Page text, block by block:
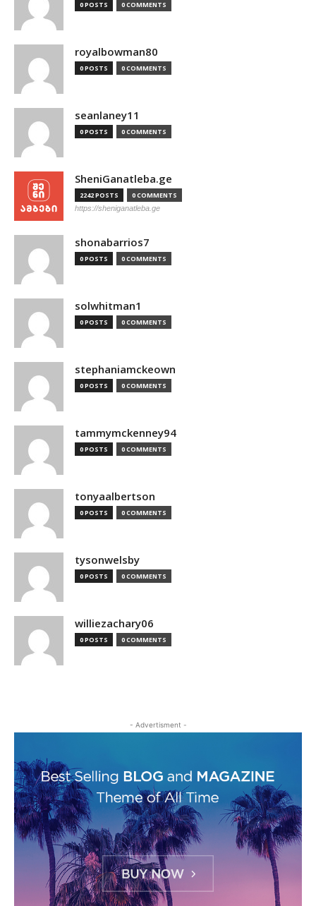
0 POSTS 0 COMMENTS
royalbowman80
0 POSTS 0 COMMENTS
seanlaney11
0 POSTS 0 COMMENTS
SheniGanatleba.ge
2242 POSTS 0 COMMENTS
https://sheniganatleba.ge
shonabarrios7
0 POSTS 0 COMMENTS
solwhitman1
0 POSTS 0 COMMENTS
stephaniamckeown
0 POSTS 0 COMMENTS
tammymckenney94
0 POSTS 0 COMMENTS
tonyaalbertson
0 POSTS 0 COMMENTS
tysonwelsby
0 POSTS 0 COMMENTS
williezachary06
0 POSTS 0 COMMENTS
- Advertisment -